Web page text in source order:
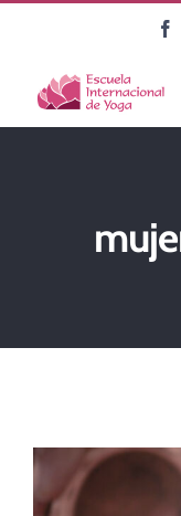
contenido